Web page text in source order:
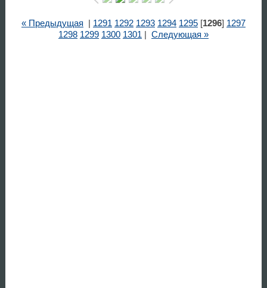
« Предыдущая 1291 1292 1293 1294 1295[1296] 1297
1298 1299 1300 1301 Следующая »